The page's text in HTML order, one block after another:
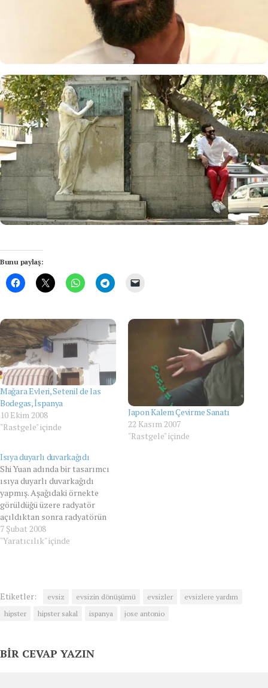
Bunu paylaş:
Mağara Evleri, Setenil de las
Bodegas, İspanya
10 Ekim 2008
"Rastgele" içinde
Japon Kalem Çevirme Sanatı
22 Kasım 2007
"Rastgele" içinde
Isıya duyarlı duvarkağıdı
Shi Yuan adında bir tasarımcı
ısıya duyarlı duvarkağıdı
yapmış. Aşağıdaki örnekte
görüldüğü üzere radyatör
açıldıktan sonra radyatörün
üst kısmında pembe renkli
çiçekler beliriyor. Bu aralar ben
7 Şubat 2008
"Yaratıcılık" içinde
Etiketler: evsiz evsizin dönüşümü evsizler
evsizlere yardım
hipster
hipster sakal ispanya jose antonio
BIR CEVAP YAZIN